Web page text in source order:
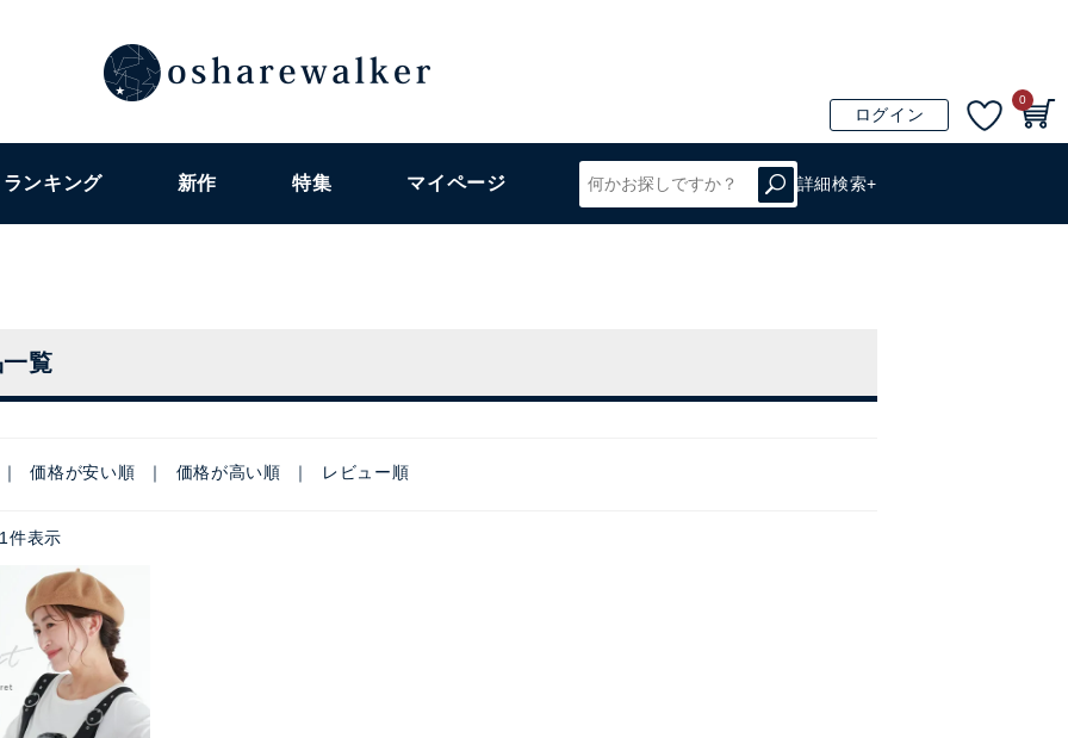
ログイン
0
ランキング 新作 特集 マイページ 詳細検索+
覧
価格が安い順 価格が高い順 レビュー順
1 件表示